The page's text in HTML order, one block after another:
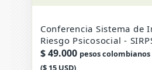
Conferencia Sistema de
Riesgo Psicosocial -
$49.000 pesos colombianos
($ 15 USD)